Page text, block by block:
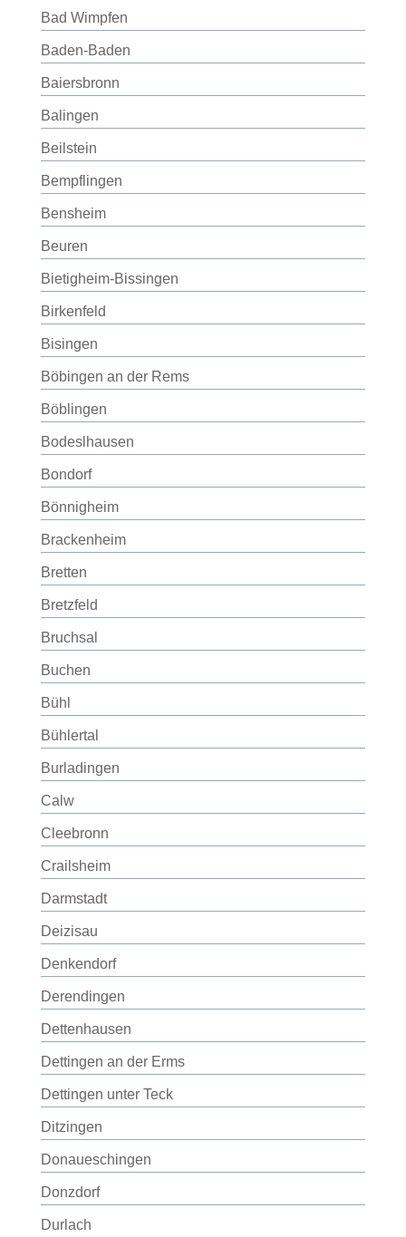
Bad Wimpfen
Baden-Baden
Baiersbronn
Balingen
Beilstein
Bempflingen
Bensheim
Beuren
Bietigheim-Bissingen
Birkenfeld
Bisingen
Böbingen an der Rems
Böblingen
Bodeslhausen
Bondorf
Bönnigheim
Brackenheim
Bretten
Bretzfeld
Bruchsal
Buchen
Bühl
Bühlertal
Burladingen
Calw
Cleebronn
Crailsheim
Darmstadt
Deizisau
Denkendorf
Derendingen
Dettenhausen
Dettingen an der Erms
Dettingen unter Teck
Ditzingen
Donaueschingen
Donzdorf
Durlach